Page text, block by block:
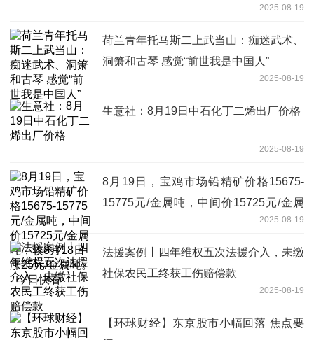
2025-08-19
荷兰青年托马斯二上武当山：痴迷武术、
洞箫和古琴 感觉“前世我是中国人”
2025-08-19
生意社：8月19日中石化丁二烯出厂价格
2025-08-19
8月19日，宝鸡市场铅精矿价格15675-
15775元/金属吨，中间价15725元/金属
吨，较8月18日涨25元/金属吨。_今日快
看
2025-08-19
法援案例丨四年维权五次法援介入，未缴
社保农民工终获工伤赔偿款
2025-08-19
【环球财经】东京股市小幅回落 焦点要